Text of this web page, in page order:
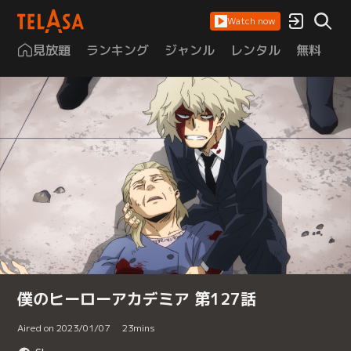
Watch now
見放題 ランキング ジャンル レンタル 無料
僕のヒーローアカデミア 第127話
Aired on 2023/01/07 23mins